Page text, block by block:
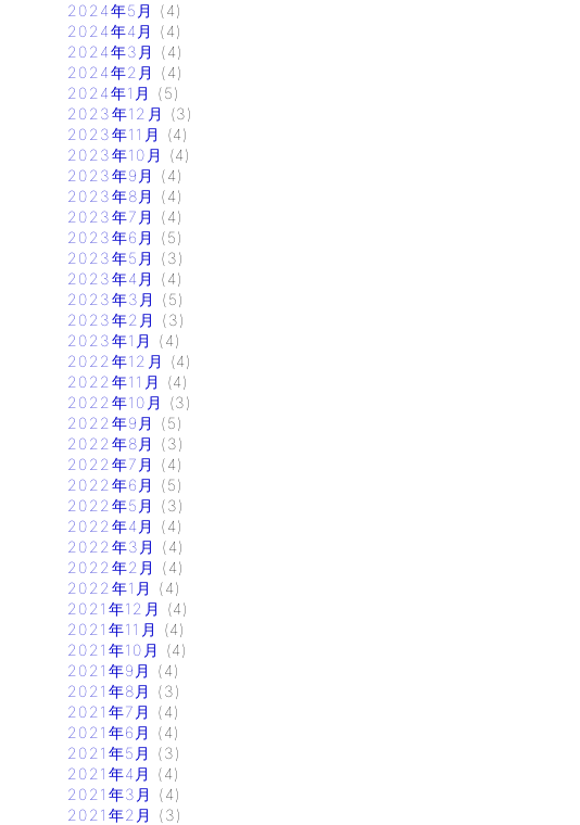
2024年5月
(4)
2024年4月
(4)
2024年3月
(4)
2024年2月
(4)
2024年1月
(5)
2023年12月
(3)
2023年11月
(4)
2023年10月
(4)
2023年9月
(4)
2023年8月
(4)
2023年7月
(4)
2023年6月
(5)
2023年5月
(3)
2023年4月
(4)
2023年3月
(5)
2023年2月
(3)
2023年1月
(4)
2022年12月
(4)
2022年11月
(4)
2022年10月
(3)
2022年9月
(5)
2022年8月
(3)
2022年7月
(4)
2022年6月
(5)
2022年5月
(3)
2022年4月
(4)
2022年3月
(4)
2022年2月
(4)
2022年1月
(4)
2021年12月
(4)
2021年11月
(4)
2021年10月
(4)
2021年9月
(4)
2021年8月
(3)
2021年7月
(4)
2021年6月
(4)
2021年5月
(3)
2021年4月
(4)
2021年3月
(4)
2021年2月
(3)